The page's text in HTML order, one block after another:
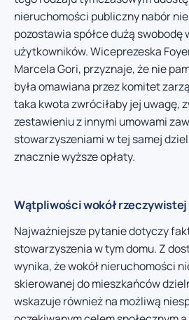
nieruchomości publiczny nabór
pozostawia spółce dużą swobodę
użytkowników. Wiceprezeska
Marcela Gori, przyznaje, że nie
była omawiana przez komitet
taka kwota zwróciłaby jej uwagę,
zestawieniu z innymi umowami
stowarzyszeniami w tej samej
znacznie wyższe opłaty.
Wątpliwości wokół
Najważniejsze pytanie dotyczy
stowarzyszenia w tym domu. Z
wynika, że wokół nieruchomości
skierowanej do mieszkańców
wskazuje również na możliwą